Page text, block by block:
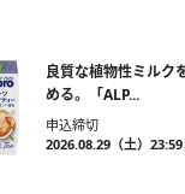
良質な植物性ミルク
める。「ALP...
申込締切
2026.08.29（土）23:59